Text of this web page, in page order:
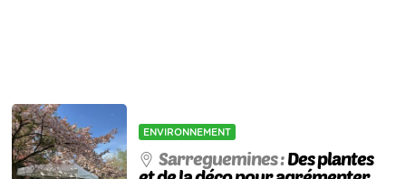
ENVIRONNEMENT
Sarreguemines :Des plantes